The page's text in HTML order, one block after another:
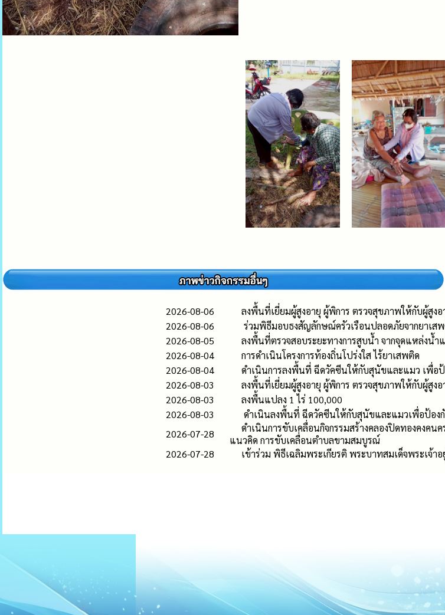
2026-08-06
ลงพื้นที่เยี่ยมผู้สูงอายุ ผู้พิการ ตรวจสุขภาพให้กับผู้สูงอ
2026-08-06
ร่วมพิธีมอบธงสัญลักษณ์ครัวเรือนปลอดภัยจากยาเ
2026-08-05
ลงพื้นที่ตรวจสอบระยะทางการสูบน้ำ จากจุดแหล่งน้ำ
2026-08-04
การดำเนินโครงการท้องถิ่นโปร่งใส ไร้ยาเสพติด
2026-08-04
ดำเนินการลงพื้นที่ ฉีดวัคซีนให้กับสุนัขและแมว เพื่อ
2026-08-03
ลงพื้นที่เยี่ยมผู้สูงอายุ ผู้พิการ ตรวจสุขภาพให้กับผู้สูงอ
2026-08-03
ลงพื้นแปลง 1 ไร่ 100,000
2026-08-03
ดำเนินลงพื้นที่ ฉีดวัคซีนให้กับสุนัขและแมวเพื่อป้อง
2026-07-28
ดำเนินการขับเคลื่อนกิจกรรมสร้างคลองปิดทองคงคน
แนวคิด การขับเคลื่อนตำบลขามสมบูรณ์
2026-07-28
เข้าร่วม พิธีเฉลิมพระเกียรติ พระบาทสมเด็จพระเจ้